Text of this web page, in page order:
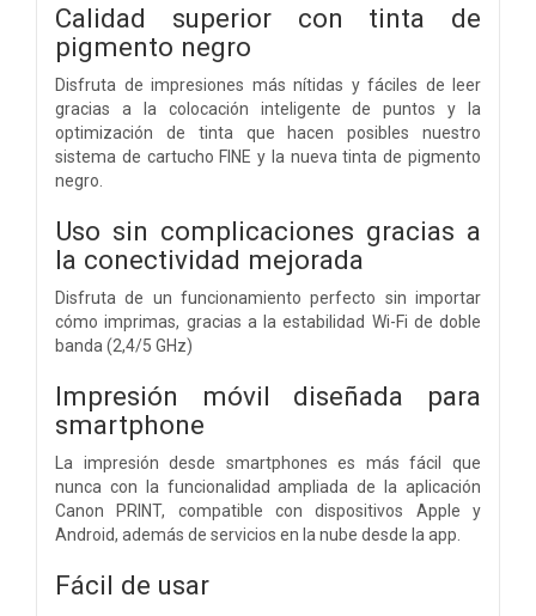
Calidad superior con tinta de
pigmento negro
Disfruta de impresiones más nítidas y fáciles de leer
gracias a la colocación inteligente de puntos y la
optimización de tinta que hacen posibles nuestro
sistema de cartucho FINE y la nueva tinta de pigmento
negro.
Uso sin complicaciones gracias a
la conectividad mejorada
Disfruta de un funcionamiento perfecto sin importar
cómo imprimas, gracias a la estabilidad Wi-Fi de doble
banda (2,4/5 GHz)
Impresión móvil diseñada para
smartphone
La impresión desde smartphones es más fácil que
nunca con la funcionalidad ampliada de la aplicación
Canon PRINT, compatible con dispositivos Apple y
Android, además de servicios en la nube desde la app.
Fácil de usar